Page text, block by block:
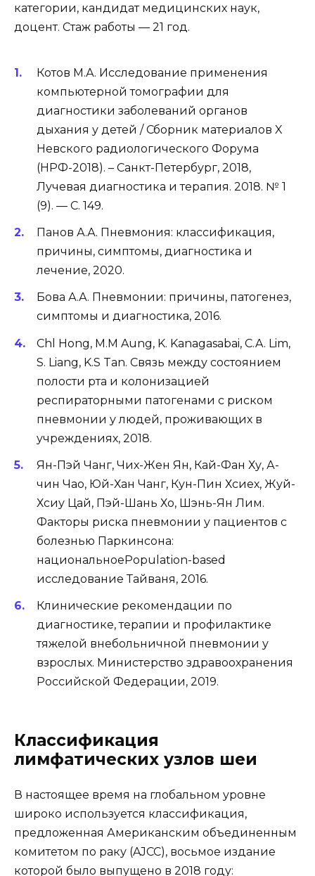
категории, кандидат медицинских наук,
доцент. Стаж работы — 21 год.
Котов М.А. Исследование применения
компьютерной томографии для
диагностики заболеваний органов
дыхания у детей / Сборник материалов X
Невского радиологического Форума
(НРФ-2018). – Санкт-Петербург, 2018,
Лучевая диагностика и терапия. 2018. № 1
(9). — С. 149.
Панов А.А. Пневмония: классификация,
причины, симптомы, диагностика и
лечение, 2020.
Бова А.А. Пневмонии: причины, патогенез,
симптомы и диагностика, 2016.
Chl Hong, M.M Aung, K. Kanagasabai, C.A. Lim,
S. Liang, K.S Tan. Связь между состоянием
полости рта и колонизацией
респираторными патогенами с риском
пневмонии у людей, проживающих в
учреждениях, 2018.
Ян-Пэй Чанг, Чих-Жен Ян, Кай-Фан Ху, А-
чин Чао, Юй-Хан Чанг, Кун-Пин Хсиех, Жуй-
Хсиу Цай, Пэй-Шань Хо, Шэнь-Ян Лим.
Факторы риска пневмонии у пациентов с
болезнью Паркинсона:
национальноеPopulation-based
исследование Тайваня, 2016.
Клинические рекомендации по
диагностике, терапии и профилактике
тяжелой внебольничной пневмонии у
взрослых. Министерство здравоохранения
Российской Федерации, 2019.
Классификация
лимфатических узлов шеи
В настоящее время на глобальном уровне
широко используется классификация,
предложенная Американским объединенным
комитетом по раку (AJCC), восьмое издание
которой было выпущено в 2018 году: